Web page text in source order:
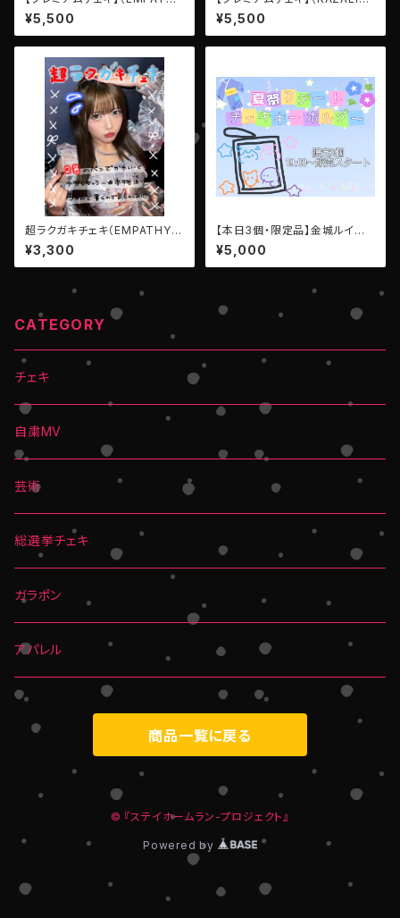
: ゆらなみ・れい）
¥5,500
NEW響歌）
¥5,500
超ラクガキチェキ（EMPATHY：
ゆらなみ・れい）
¥3,300
【本日3個・限定品】金城ルイ▶︎
推しメン♡キーホルダー・LEIW
AN
¥5,000
CATEGORY
チェキ
自粛MV
芸術
総選挙チェキ
ガラポン
アパレル
商品一覧に戻る
© 『ステイホームラン-プロジェクト』
Powered by